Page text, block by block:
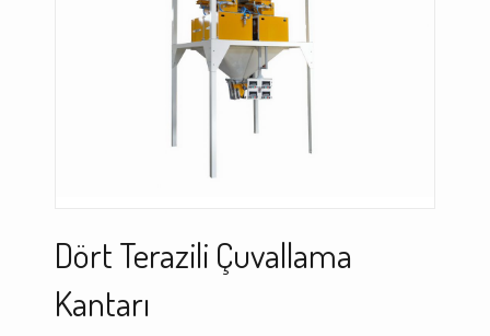
Dört Terazili Çuvallama
Kantarı